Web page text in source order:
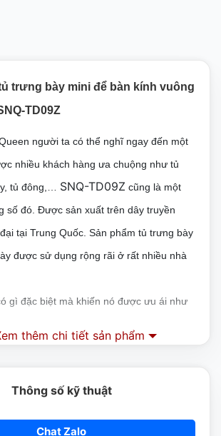
trưng bày mini để bàn kính vuông
TD09Z
người ta có thể nghĩ ngay đến một
nhiều khách hàng ưa chuộng như tủ
tủ đông,… SNQ-TD09Z cũng là một
số đó. Được sản xuất trên dây truyền
tại Trung Quốc. Sản phẩm tủ trưng bày
được sử dụng rộng rãi ở rất nhiều nhà
gì đặc biệt mà khiến nó được ưu ái như
có khả năng chịu lực cao cấp. Có thể
thêm chi tiết sản phẩm
Thông số kỹ thuật
Chat Zalo